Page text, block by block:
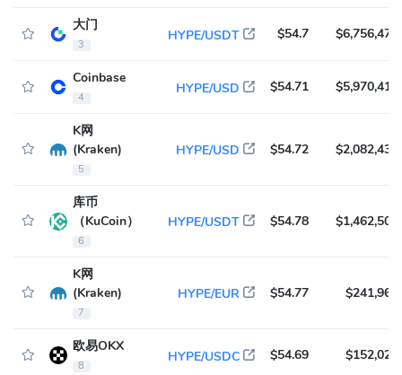
大门
3
HYPE/USDT $54.7 $6,756,475
Coinbase
4
HYPE/USD $54.71 $5,970,418
K网
(Kraken)
5
HYPE/USD $54.72 $2,082,439
库币
（KuCoin）
6
HYPE/USDT $54.78 $1,462,505
K网
(Kraken)
7
HYPE/EUR $54.77 $241,960
欧易OKX
8
HYPE/USDC $54.69 $152,029